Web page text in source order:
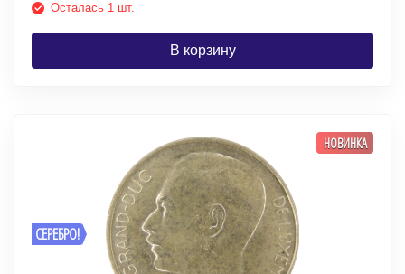
Осталась 1 шт.
В корзину
СЕРЕБРО!
НОВИНКА